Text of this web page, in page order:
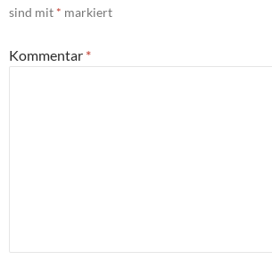
sind mit * markiert
Kommentar *